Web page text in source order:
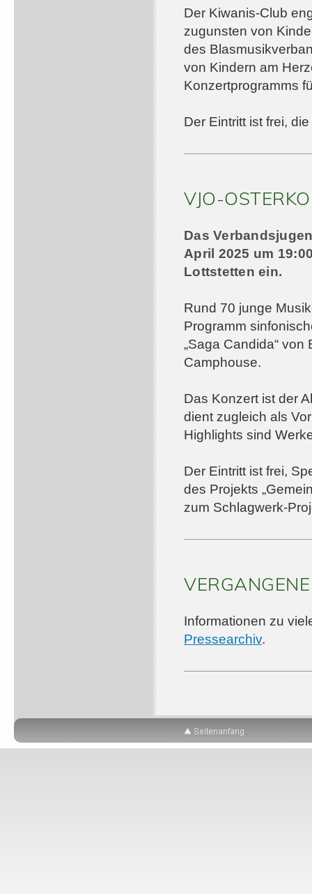
Der Kiwanis-Club
zugunsten von
des
von Kindern am
Konzertprogramms
Der Eintritt ist frei,
VJO-
Das
April 2025 um
Lottstetten ein.
Rund 70 junge
Programm
„Saga Candida“ von
Camphouse.
Das Konzert ist der
dient zugleich als
Highlights sind
Der Eintritt ist frei,
des Projekts
zum Schlagwerk-
Informationen zu
Pressearchiv.